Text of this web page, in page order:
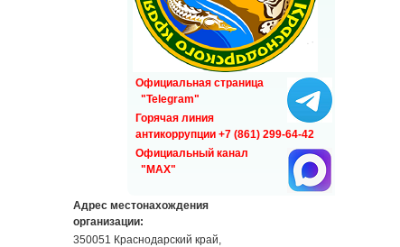
Официальная страница
"Telegram"
Горячая линия
антикоррупции +7 (861) 299-64-42
Официальный канал
"MAX"
Адрес местонахождения
организации:
350051 Краснодарский край,